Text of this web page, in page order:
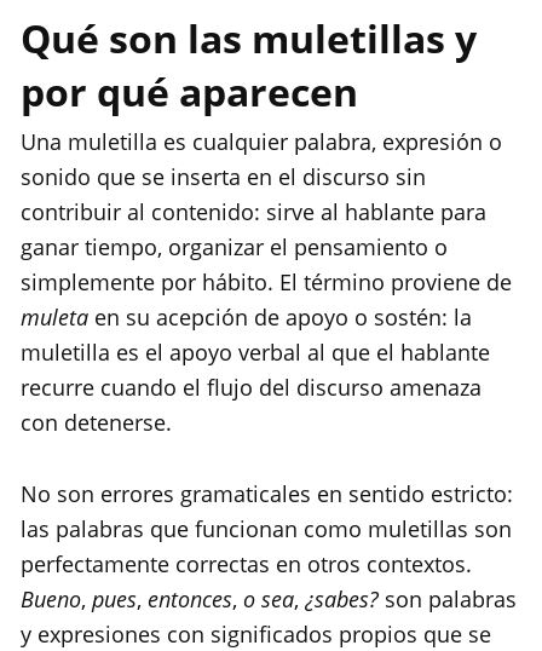
Qué son las muletillas y
por qué aparecen
Una muletilla es cualquier palabra, expresión o
sonido que se inserta en el discurso sin
contribuir al contenido: sirve al hablante para
ganar tiempo, organizar el pensamiento o
simplemente por hábito. El término proviene de
muleta en su acepción de apoyo o sostén: la
muletilla es el apoyo verbal al que el hablante
recurre cuando el flujo del discurso amenaza
con detenerse.
No son errores gramaticales en sentido estricto:
las palabras que funcionan como muletillas son
perfectamente correctas en otros contextos.
Bueno, pues, entonces, o sea, ¿sabes? son palabras
y expresiones con significados propios que se